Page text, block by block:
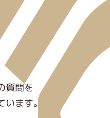
質問を
ます。